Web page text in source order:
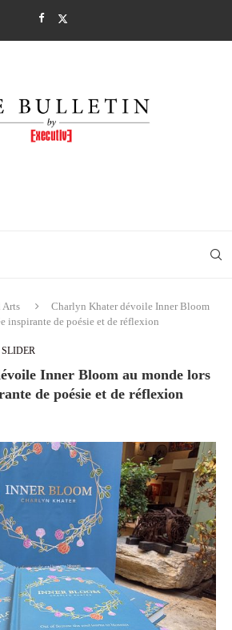
Arts
Charlyn Khater dévoile Inner Bloom
inspirante de poésie et de réflexion
SLIDER
Inner Bloom au monde lors
de poésie et de réflexion